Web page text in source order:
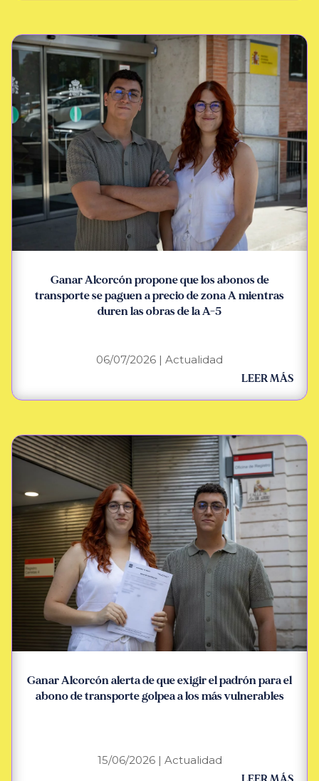
Ganar Alcorcón propone que los abonos de
transporte se paguen a precio de zona A mientras
duren las obras de la A-5
06/07/2026 | Actualidad
LEER MÁS
Ganar Alcorcón alerta de que exigir el padrón para el
abono de transporte golpea a los más vulnerables
15/06/2026| Actualidad